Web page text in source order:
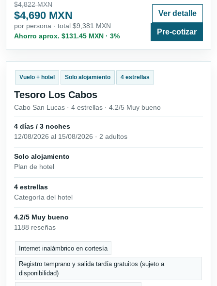
$4,822 MXN
$4,690 MXN
por persona · total $9,381 MXN
Ahorro aprox. $131.45 MXN · 3%
Ver detalle
Pre-cotizar
Vuelo + hotel Solo alojamiento 4 estrellas
Tesoro Los Cabos
Cabo San Lucas · 4 estrellas · 4.2/5 Muy bueno
4 días / 3 noches
12/08/2026 al 15/08/2026 · 2 adultos
Solo alojamiento
Plan de hotel
4 estrellas
Categoría del hotel
4.2/5 Muy bueno
1188 reseñas
Internet inalámbrico en cortesía
Registro temprano y salida tardía gratuitos (sujeto a
disponibilidad)